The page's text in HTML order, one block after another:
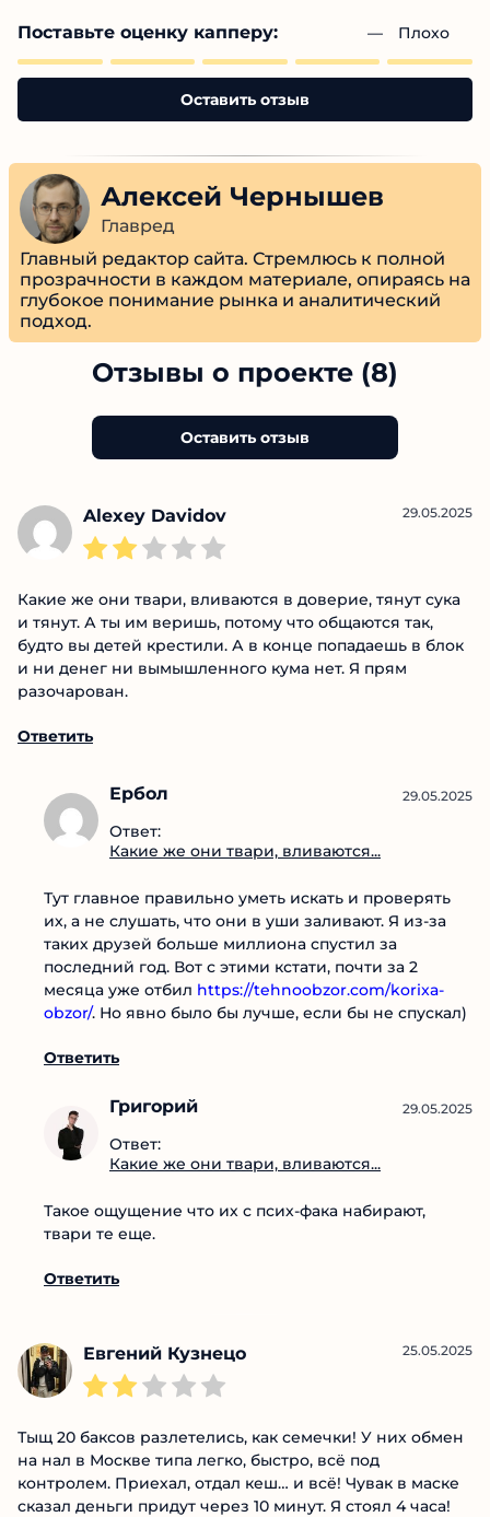
Поставьте оценку капперу: — Плохо
Оставить отзыв
Алексей Чернышев
Главред
Главный редактор сайта. Стремлюсь к полной
прозрачности в каждом материале, опираясь на
глубокое понимание рынка и аналитический
подход.
Отзывы о проекте (8)
Оставить отзыв
Alexey Davidov 29.05.2025
Какие же они твари, вливаются в доверие, тянут сука
и тянут. А ты им веришь, потому что общаются так,
будто вы детей крестили. А в конце попадаешь в блок
и ни денег ни вымышленного кума нет. Я прям
разочарован.
Ответить
Ербол
Ответ:
Какие же они твари, вливаются...
29.05.2025
Тут главное правильно уметь искать и проверять
их, а не слушать, что они в уши заливают. Я из-за
таких друзей больше миллиона спустил за
последний год. Вот с этими кстати, почти за 2
месяца уже отбил https://tehnoobzor.com/korixa-
obzor/. Но явно было бы лучше, если бы не спускал)
Ответить
Григорий
Ответ:
Какие же они твари, вливаются...
29.05.2025
Такое ощущение что их с псих-фака набирают,
твари те еще.
Ответить
Евгений Кузнецо 25.05.2025
Тыщ 20 баксов разлетелись, как семечки! У них обмен
на нал в Москве типа легко, быстро, всё под
контролем. Приехал, отдал кеш… и всё! Чувак в маске
сказал деньги придут через 10 минут. Я стоял 4 часа!